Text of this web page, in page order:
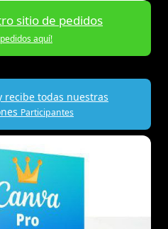
sitio de pedidos
aquí!
recibe todas nuestras
Participantes